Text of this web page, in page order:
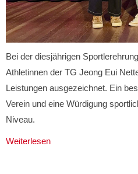
Bei der diesjährigen
Athletinnen der TG Jeong Eui
Leistungen ausgezeichnet. Ein
Verein und eine Würdigung
Niveau.
Weiterlesen